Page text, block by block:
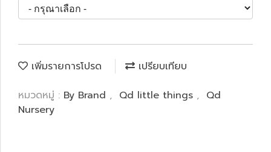
เพิ่มรายการโปรด
เปรียบเทียบ
หมวดหมู่ : By Brand , Qd little things , Qd
Nursery